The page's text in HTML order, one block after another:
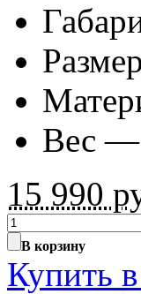
Вес —
15 990
В корзину
Купить